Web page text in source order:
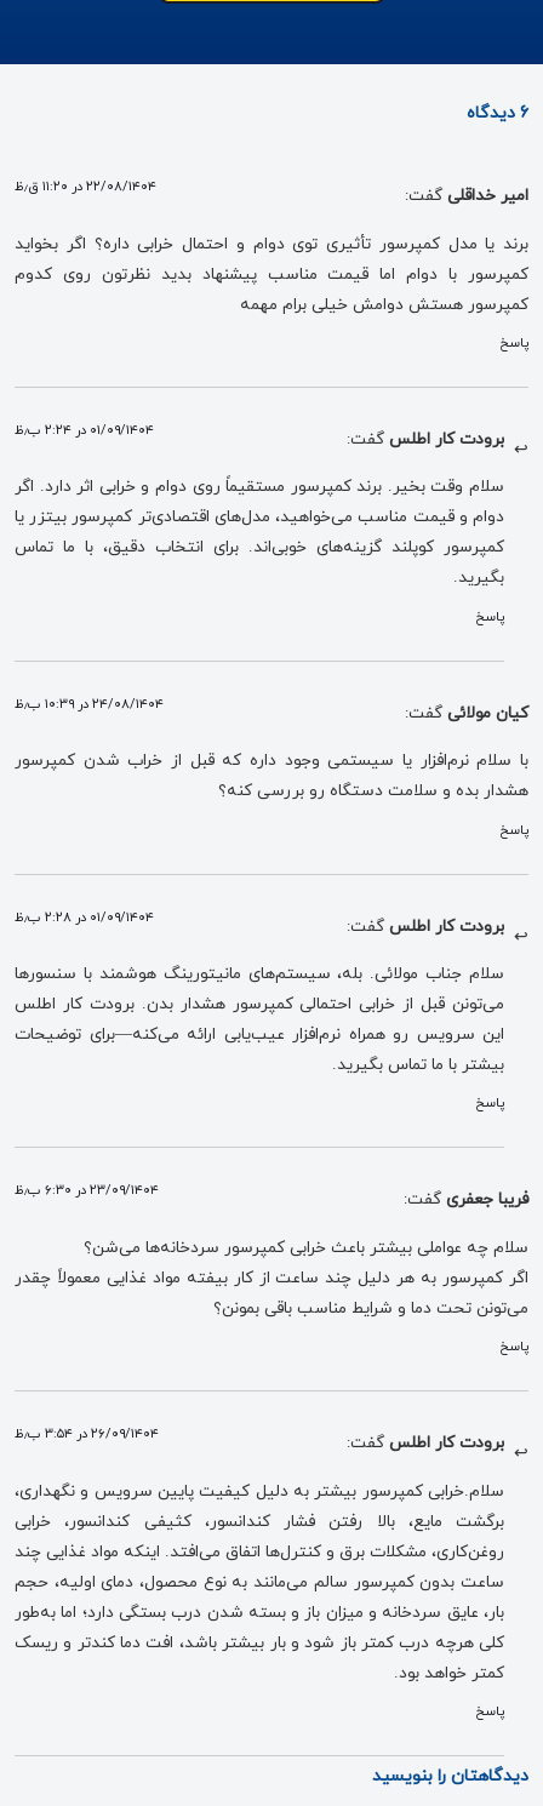
6 دیدگاه
امیر خداقلی گفت: ۲۲/۰۸/۱۴۰۴ در ۱۱:۲۰ ق٫ظ
برند یا مدل کمپرسور تأثیری توی دوام و احتمال خرابی داره؟ اگر بخواید
کمپرسور با دوام اما قیمت مناسب پیشنهاد بدید نظرتون روی کدوم
کمپرسور هستش دوامش خیلی برام مهمه
پاسخ
برودت کار اطلس گفت: ۰۱/۰۹/۱۴۰۴ در ۲:۲۴ ب٫ظ
سلام وقت بخیر. برند کمپرسور مستقیماً روی دوام و خرابی اثر دارد. اگر
دوام و قیمت مناسب می‌خواهید، مدل‌های اقتصادی‌تر کمپرسور بیتزر یا
کمپرسور کوپلند گزینه‌های خوبی‌اند. برای انتخاب دقیق، با ما تماس
بگیرید.
پاسخ
کیان مولائی گفت: ۲۴/۰۸/۱۴۰۴ در ۱۰:۳۹ ب٫ظ
با سلام نرم‌افزار یا سیستمی وجود داره که قبل از خراب شدن کمپرسور
هشدار بده و سلامت دستگاه رو بررسی کنه؟
پاسخ
برودت کار اطلس گفت: ۰۱/۰۹/۱۴۰۴ در ۲:۲۸ ب٫ظ
سلام جناب مولائی. بله، سیستم‌های مانیتورینگ هوشمند با سنسورها
می‌تونن قبل از خرابی احتمالی کمپرسور هشدار بدن. برودت کار اطلس
این سرویس رو همراه نرم‌افزار عیب‌یابی ارائه می‌کنه—برای توضیحات
بیشتر با ما تماس بگیرید.
پاسخ
فریبا جعفری گفت: ۲۳/۰۹/۱۴۰۴ در ۶:۳۰ ب٫ظ
سلام چه عواملی بیشتر باعث خرابی کمپرسور سردخانه‌ها می‌شن؟
اگر کمپرسور به هر دلیل چند ساعت از کار بیفته مواد غذایی معمولاً چقدر
می‌تونن تحت دما و شرایط مناسب باقی بمونن؟
پاسخ
برودت کار اطلس گفت: ۲۶/۰۹/۱۴۰۴ در ۳:۵۴ ب٫ظ
سلام.خرابی کمپرسور بیشتر به دلیل کیفیت پایین سرویس و نگهداری،
برگشت مایع، بالا رفتن فشار کندانسور، کثیفی کندانسور، خرابی
روغن‌کاری، مشکلات برق و کنترل‌ها اتفاق می‌افتد. اینکه مواد غذایی چند
ساعت بدون کمپرسور سالم می‌مانند به نوع محصول، دمای اولیه، حجم
بار، عایق سردخانه و میزان باز و بسته شدن درب بستگی دارد؛ اما به‌طور
کلی هرچه درب کمتر باز شود و بار بیشتر باشد، افت دما کندتر و ریسک
کمتر خواهد بود.
پاسخ
دیدگاهتان را بنویسید